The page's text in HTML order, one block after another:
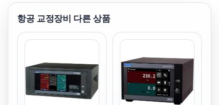
항공 교정장비 다른 상품